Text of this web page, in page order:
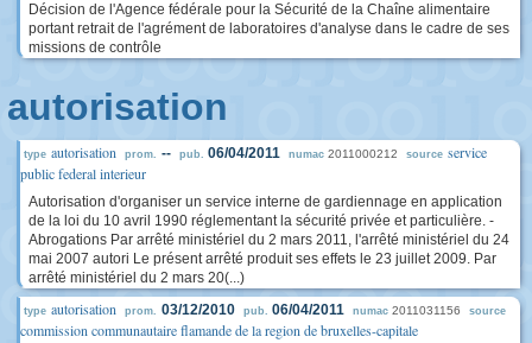
Décision de l'Agence fédérale pour la Sécurité de la Chaîne alimentaire
portant retrait de l'agrément de laboratoires d'analyse dans le cadre de ses
missions de contrôle
autorisation
type autorisation prom. -- pub. 06/04/2011 numac 2011000212 source service
public federal interieur
Autorisation d'organiser un service interne de gardiennage en application
de la loi du 10 avril 1990 réglementant la sécurité privée et particulière. -
Abrogations Par arrêté ministériel du 2 mars 2011, l'arrêté ministériel du 24
mai 2007 autori Le présent arrêté produit ses effets le 23 juillet 2009. Par
arrêté ministériel du 2 mars 20(...)
type autorisation prom. 03/12/2010 pub. 06/04/2011 numac 2011031156 source
commission communautaire flamande de la region de bruxelles-capitale